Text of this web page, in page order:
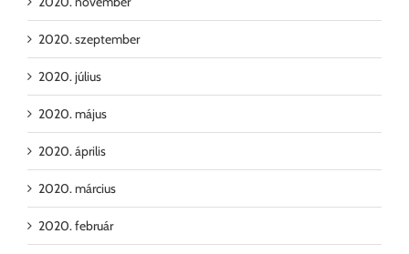
2020. szeptember
2020. július
2020. május
2020. április
2020. március
2020. február